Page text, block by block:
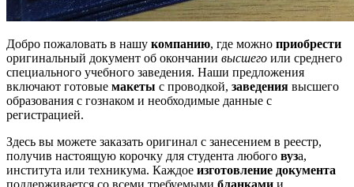
Добро пожаловать в нашу компанию, где можно приобрести
оригинальный документ об окончании высшего или среднего
специального учебного заведения. Наши предложения
включают готовые макеты с проводкой, заведения высшего
образования с гознаком и необходимые данные с
регистрацией.
Здесь вы можете заказать оригинал с занесением в реестр,
получив настоящую корочку для студента любого вуза,
института или техникума. Каждое изготовление документа
поддерживается со всеми требуемыми бланками и